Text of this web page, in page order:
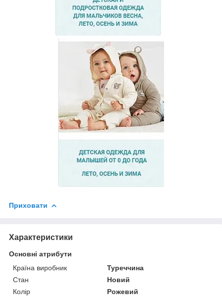
Приховати
Характеристики
Основні атрибути
Країна виробник
Туреччина
Стан
Новий
Колір
Рожевий